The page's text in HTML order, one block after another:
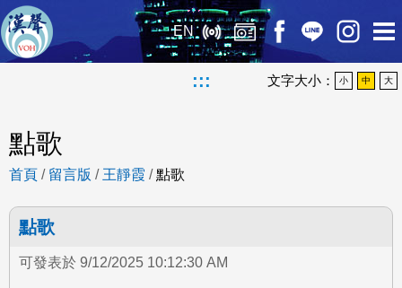
EN
::: 文字大小： 小 中 大
點歌
首頁 / 留言版 / 王靜霞 /點歌
點歌
可發表於 9/12/2025 10:12:30 AM